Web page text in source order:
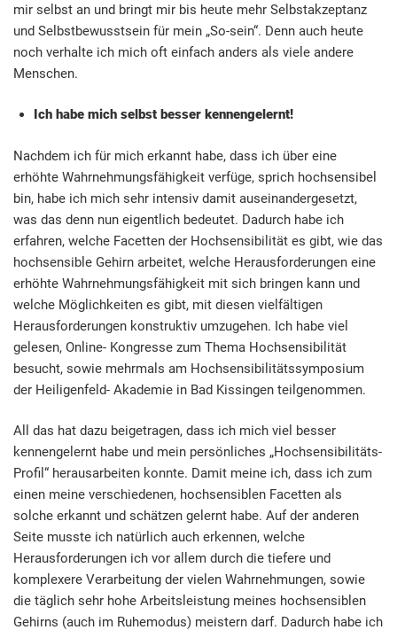
mir selbst an und bringt mir bis heute mehr Selbstakzeptanz
und Selbstbewusstsein für mein „So-sein“. Denn auch heute
noch verhalte ich mich oft einfach anders als viele andere
Menschen.
Ich habe mich selbst besser kennengelernt!
Nachdem ich für mich erkannt habe, dass ich über eine
erhöhte Wahrnehmungsfähigkeit verfüge, sprich hochsensibel
bin, habe ich mich sehr intensiv damit auseinandergesetzt,
was das denn nun eigentlich bedeutet. Dadurch habe ich
erfahren, welche Facetten der Hochsensibilität es gibt, wie das
hochsensible Gehirn arbeitet, welche Herausforderungen eine
erhöhte Wahrnehmungsfähigkeit mit sich bringen kann und
welche Möglichkeiten es gibt, mit diesen vielfältigen
Herausforderungen konstruktiv umzugehen. Ich habe viel
gelesen, Online- Kongresse zum Thema Hochsensibilität
besucht, sowie mehrmals am Hochsensibilitätssymposium
der Heiligenfeld- Akademie in Bad Kissingen teilgenommen.
All das hat dazu beigetragen, dass ich mich viel besser
kennengelernt habe und mein persönliches „Hochsensibilitäts-
Profil“ herausarbeiten konnte. Damit meine ich, dass ich zum
einen meine verschiedenen, hochsensiblen Facetten als
solche erkannt und schätzen gelernt habe. Auf der anderen
Seite musste ich natürlich auch erkennen, welche
Herausforderungen ich vor allem durch die tiefere und
komplexere Verarbeitung der vielen Wahrnehmungen, sowie
die täglich sehr hohe Arbeitsleistung meines hochsensiblen
Gehirns (auch im Ruhemodus) meistern darf. Dadurch habe ich